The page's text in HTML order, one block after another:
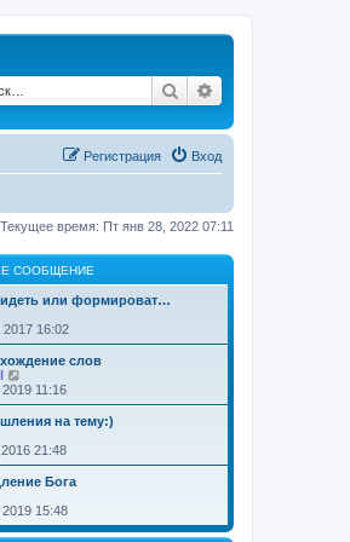
Поиск
Вход
Регистрация
Текущее время: Пт янв 28, 2022 07:11
СООБЩЕНИЕ
или формироват…
16:02
слов
е
р
е
т
п
о
с
л
11:16
на тему:)
21:48
Бога
15:48